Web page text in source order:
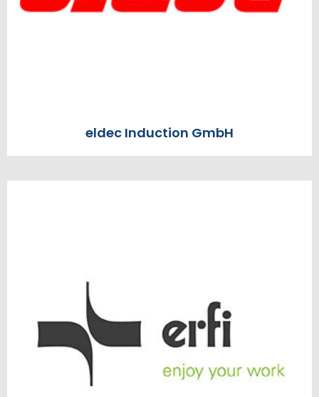
eldec Induction GmbH